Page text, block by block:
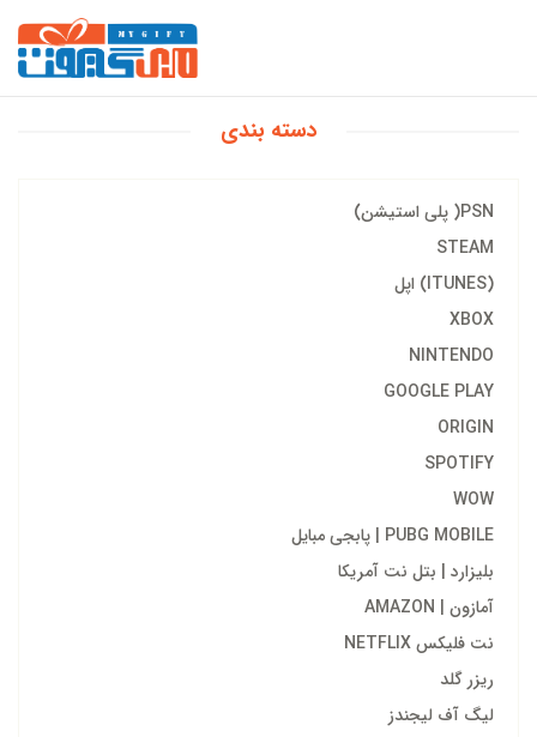
دسته بندی
PSN( پلی استیشن)
STEAM
(ITUNES) اپل
XBOX
NINTENDO
GOOGLE PLAY
ORIGIN
SPOTIFY
WOW
PUBG MOBILE | پابجی مبایل
بلیزارد | بتل نت آمریکا
آمازون | AMAZON
نت فلیکس NETFLIX
ریزر گلد
لیگ آف لیجندز